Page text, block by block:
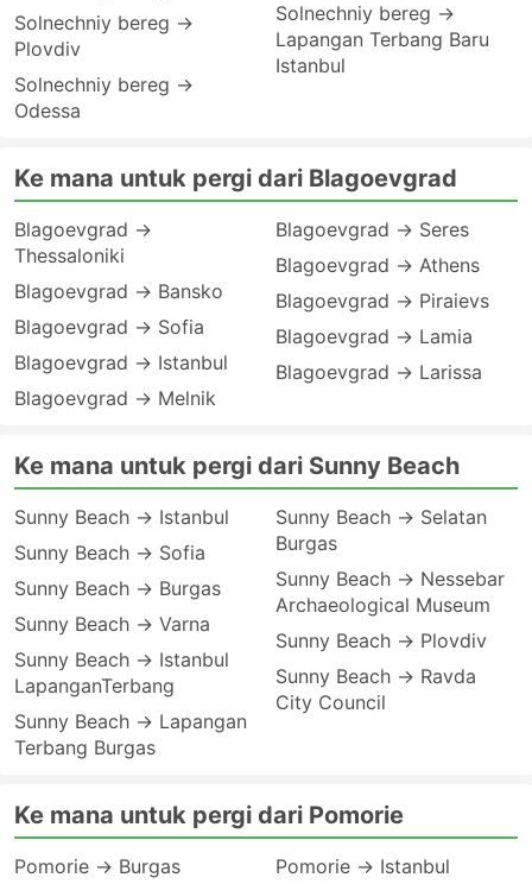
Solnechniy bereg →
Plovdiv
Solnechniy bereg →
Odessa
Solnechniy bereg →
Lapangan Terbang Baru
Istanbul
Ke mana untuk pergi dari Blagoevgrad
Blagoevgrad →
Thessaloniki
Blagoevgrad → Bansko
Blagoevgrad → Sofia
Blagoevgrad → Istanbul
Blagoevgrad → Melnik
Blagoevgrad → Seres
Blagoevgrad → Athens
Blagoevgrad → Piraievs
Blagoevgrad → Lamia
Blagoevgrad → Larissa
Ke mana untuk pergi dari Sunny Beach
Sunny Beach → Istanbul
Sunny Beach → Sofia
Sunny Beach → Burgas
Sunny Beach → Varna
Sunny Beach → Istanbul
LapanganTerbang
Sunny Beach → Lapangan
Terbang Burgas
Sunny Beach → Selatan
Burgas
Sunny Beach → Nessebar
Archaeological Museum
Sunny Beach → Plovdiv
Sunny Beach → Ravda
City Council
Ke mana untuk pergi dari Pomorie
Pomorie → Burgas
Pomorie → Istanbul